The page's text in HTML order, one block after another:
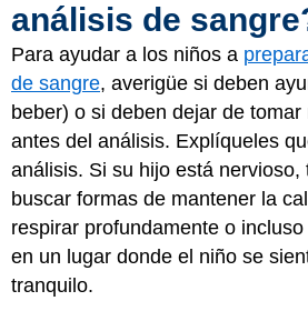
análisis de
Para ayudar a los niños a
de sangre, averigüe si deben
beber) o si deben dejar de
antes del análisis. Explíqueles
análisis. Si su hijo está
buscar formas de mantener la
respirar profundamente o
en un lugar donde el niño se
tranquilo.